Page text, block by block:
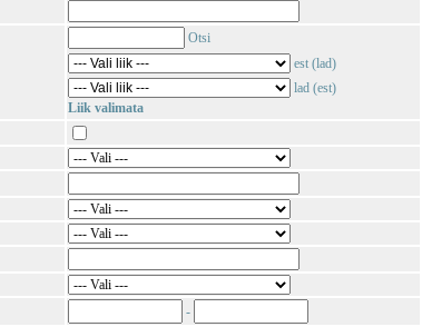
Otsi
est (lad)
lad (est)
Liik valimata
-